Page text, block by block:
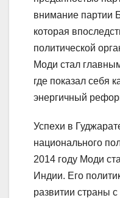
внимание партии
которая
политической
Моди стал
где показал себя
энергичный
Успехи в
национального
2014 году Моди
Индии. Его
развитии страны